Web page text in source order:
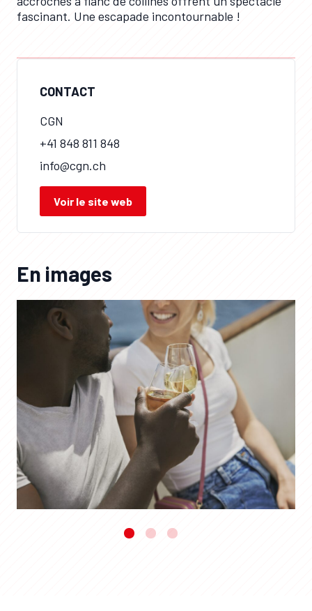
CONTACT
CGN
+41 848 811 848
info@cgn.ch
Voir le site web
fascinant. Une escapade incontournable !
En images